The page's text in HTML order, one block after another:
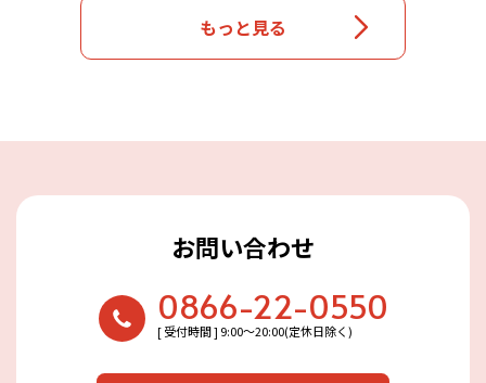
もっと見る
お問い合わせ
0866-22-0550
[ 受付時間 ] 9:00〜20:00(定休日除く)